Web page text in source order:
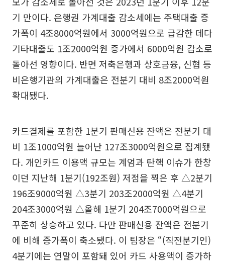
기 만이다. 은행권 가계대출 감소세에는 주택대출 증
가폭이 4조8000억원에서 3000억원으로 급감한 데다
기타대출도 1조2000억원 증가에서 6000억원 감소로
돌아선 영향이다. 반면 저축은행과 상호금융, 신협 등
비은행기관의 가계대출은 전분기 대비 8조2000억원
확대됐다.
카드결제를 포함한 1분기 판매신용 잔액은 전분기 대
비 1조1000억원 늘어난 127조3000억원으로 집계됐
다. 개인카드 이용액 규모는 계엄과 탄핵 이슈가 한창
이던 지난해 1분기(192조원) 저점을 찍은 후 △2분기
196조9000억원 △3분기 203조2000억원 △4분기
204조3000억원 △올해 1분기 204조7000억원으로
꾸준히 상승하고 있다. 다만 판매신용 잔액은 전분기
에 비해 증가폭이 축소됐다. 이 팀장은 “(직전분기인)
4분기에는 연말이 포함돼 있어 카드 사용액이 증가하